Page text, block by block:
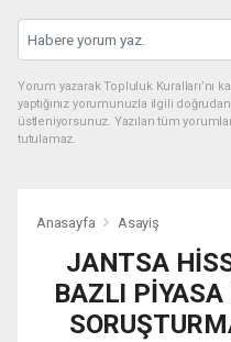
Yorum yazarak Topluluk Kuralları’nı
yaptığınız yorumunuzla ilgili
üstleniyorsunuz. Yazılan tüm
tutulamaz.
Anasayfa Asayiş
JANTSA
BAZLI